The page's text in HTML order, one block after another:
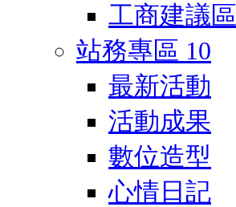
工商建議區
站務專區 10
最新活動
活動成果
數位造型
心情日記